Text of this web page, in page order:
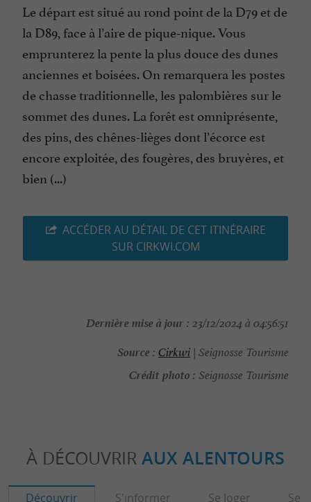
Le départ est situé au rond point de la D79 et de
la D89, face à l’aire de pique-nique. Vous
emprunterez la pente la plus douce des dunes
anciennes et boisées. On remarquera les postes
de chasse traditionnelle, les palombières sur le
sommet des dunes. La forêt est omniprésente,
des pins, des chênes-lièges dont l’écorce est
encore exploitée, des fougères, des bruyères, et
bien (...)
ACCÉDER AU DÉTAIL DE CET ITINÉRAIRE
SUR CIRKWI.COM
Dernière mise à jour : 23/12/2024 à 04:56:51
Source : Cirkwi | Seignosse Tourisme
Crédit photo : Seignosse Tourisme
À DÉCOUVRIR AUX ALENTOURS
Découvrir S'informer Se loger Se